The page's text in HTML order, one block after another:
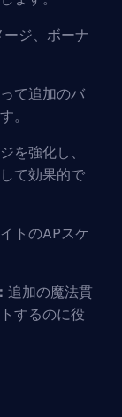
ジ、ボーナ
て追加のバ
。
を強化し、
て効果的で
トのAPスケ
追加の魔法貫
するのに役